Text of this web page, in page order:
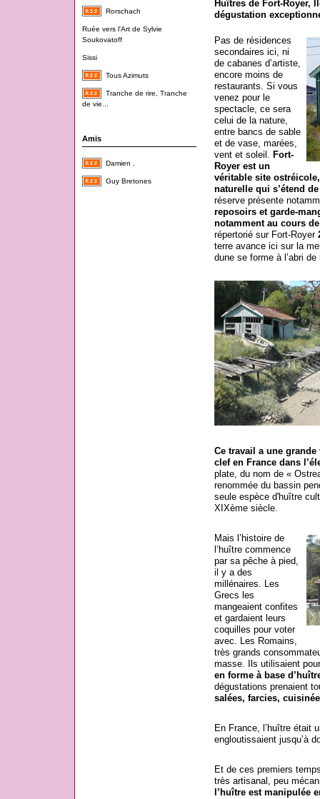
Rorschach
Ruée vers l'Art de Sylvie
Soukovatoff
Sissi
Tous Azimuts
Tranche de rire, Tranche
de vie...
Amis
Damien .
Guy Bretones
Huîtres de Fort-Royer,
dégustation
Pas de résidences
secondaires ici, ni
de cabanes d’artiste,
encore moins de
restaurants. Si vous
venez pour le
spectacle, ce sera
celui de la nature,
entre bancs de sable
et de vase, marées,
vent et soleil. Fort-
Royer est un
véritable site
naturelle qui s’étend
réserve présente
reposoirs et garde-
notamment au cours
répertorié sur Fort-Royer
terre avance ici sur la
dune se forme à l’abri
Ce travail a une
clef en France dans
plate, du nom de «
renommée du bassin
seule espèce d'huître
XIXème siècle.
Mais l’histoire de
l’huître commence
par sa pêche à pied,
il y a des
millénaires. Les
Grecs les
mangeaient confites
et gardaient leurs
coquilles pour voter
avec. Les Romains,
très grands
masse. Ils utilisaient
en forme à base
dégustations prenaient
salées, farcies,
En France, l’huître était
engloutissaient jusqu’à
Et de ces premiers
très artisanal, peu
l’huître est manipulée